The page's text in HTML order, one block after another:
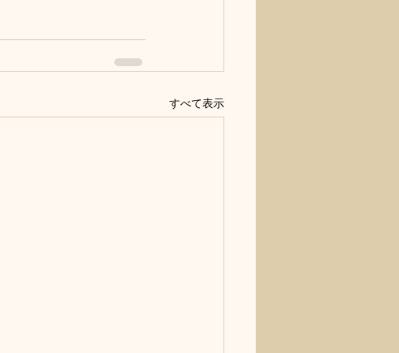
すべて表示